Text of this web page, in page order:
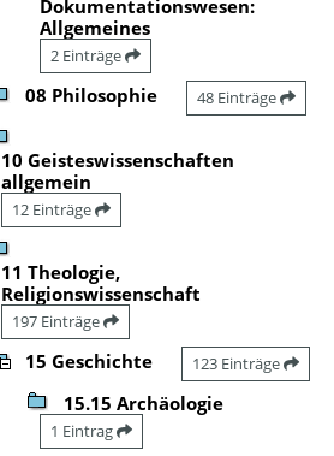
Dokumentationswesen:
Allgemeines
2 Einträge
08 Philosophie 48 Einträge
10 Geisteswissenschaften
allgemein
12 Einträge
11 Theologie,
Religionswissenschaft
197 Einträge
15 Geschichte 123 Einträge
15.15 Archäologie
1 Eintrag